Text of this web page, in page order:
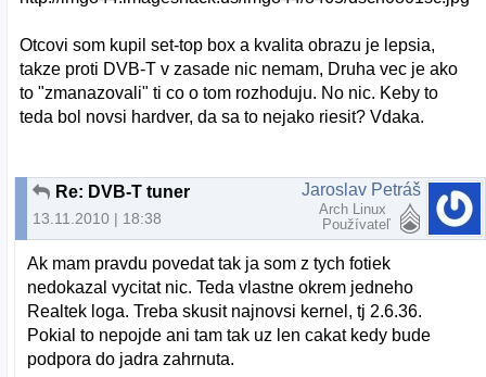
Otcovi som kupil set-top box a kvalita obrazu je lepsia,
takze proti DVB-T v zasade nic nemam, Druha vec je ako
to "zmanazovali" ti co o tom rozhoduju. No nic. Keby to
teda bol novsi hardver, da sa to nejako riesit? Vdaka.
Re: DVB-T tuner
13.11.2010 | 18:38
Jaroslav Petráš
Arch Linux
Používateľ
Ak mam pravdu povedat tak ja som z tych fotiek
nedokazal vycitat nic. Teda vlastne okrem jedneho
Realtek loga. Treba skusit najnovsi kernel, tj 2.6.36.
Pokial to nepojde ani tam tak uz len cakat kedy bude
podpora do jadra zahrnuta.